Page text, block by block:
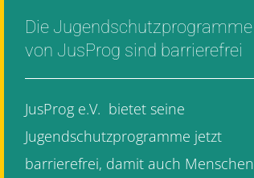
Die Jugendschutzprogramme
von JusProg sind barrierefrei
JusProg e.V. bietet seine
Jugendschutzprogramme jetzt
barrierefrei, damit auch Menschen